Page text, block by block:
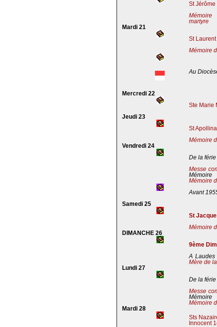
St
Mémoire
martyre
Mardi 21
St
Mémoire
Au
Mercredi 22
Ste Marie
Jeudi 23
St
Mémoire
Vendredi 24
De la férie
Messe
Mémoire
Mémoire
Avant
Samedi 25
St
Mémoire
DIMANCHE 26
9ème
A
Mère de
Lundi 27
De la férie
Messe
Mémoire
Mémoire
Mardi 28
Sts
Innocent